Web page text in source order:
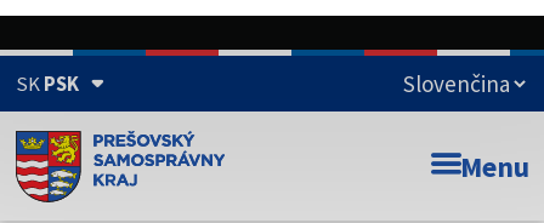
SKPSK
Doména psk.sk je oficiálna
Toto je oficiálna webová stránka Prešovského
Menu